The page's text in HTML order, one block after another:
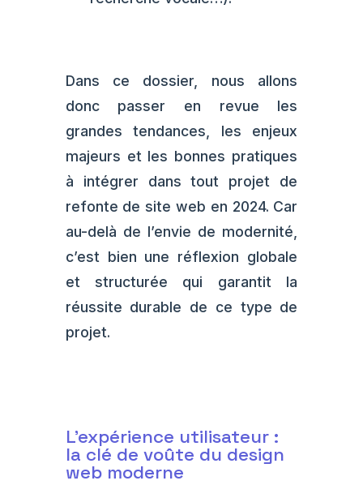
Dans ce dossier, nous allons
donc passer en revue les
grandes tendances, les enjeux
majeurs et les bonnes pratiques
à intégrer dans tout projet de
refonte de site web en 2024. Car
au-delà de l’envie de modernité,
c’est bien une réflexion globale
et structurée qui garantit la
réussite durable de ce type de
projet.
L'expérience utilisateur :
la clé de voûte du design
web moderne